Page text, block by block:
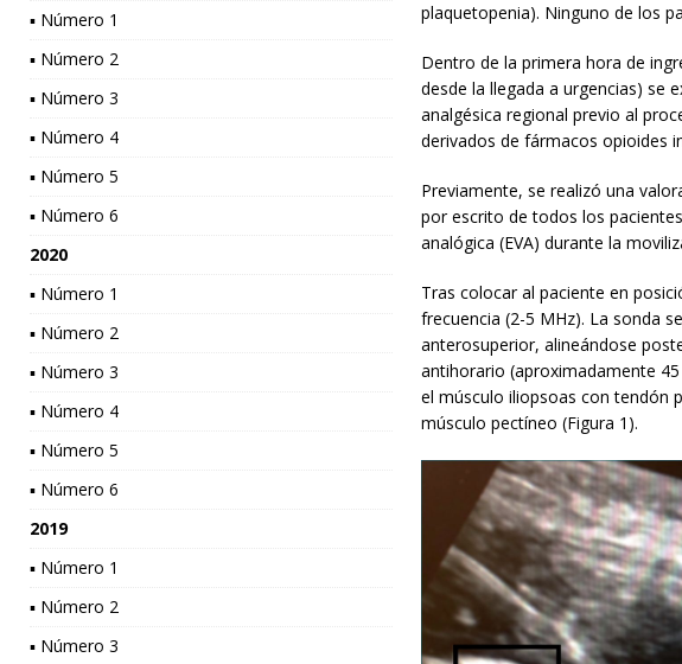
plaquetopenia). Ninguno de los
Dentro de la primera hora de
desde la llegada a urgencias) se
analgésica regional previo al
derivados de fármacos opioides
Previamente, se realizó una
por escrito de todos los
analógica (EVA) durante la
Tras colocar al paciente en
frecuencia (2-5 MHz). La sonda
anterosuperior, alineándose
antihorario (aproximadamente
el músculo iliopsoas con tendón
músculo pectíneo (Figura 1).
▪ Número 1
▪ Número 2
▪ Número 3
▪ Número 4
▪ Número 5
▪ Número 6
2020
▪ Número 1
▪ Número 2
▪ Número 3
▪ Número 4
▪ Número 5
▪ Número 6
2019
▪ Número 1
▪ Número 2
▪ Número 3